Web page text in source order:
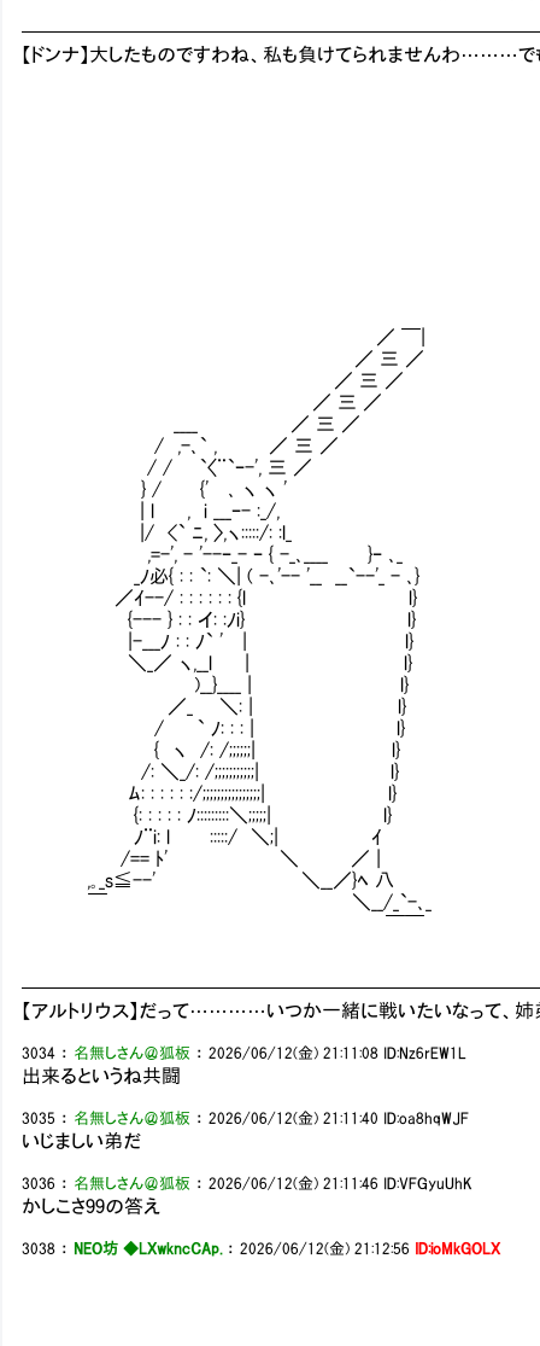
【ドンナ】大したものですわね、私も負けてられませんわ………
／ ￣|
／ 三 ／
／ 三 ／
／ 三 ／
____ ／ 三 ／
/ ,-､` , ／ 三 ／
/ / `〈¨`ｰ-', 三 ／
} / {' ､ ヽ ヽ '
| l , i ___ｰ- :_/,
|/ <` ﾆ, 〉,ヽ:::::/: :l_
,=-', - '--ｰ_- ｰ { -_､____ }ｰ ､_
_ﾉ必{ : : `: ＼| ( -､'-- '__ __`--'_ - ､}
／ｲ--/ : : : : : : {l l}
{--- } : : イ: :ﾉi} l}
|-___ﾉ : : ﾉ` ' | l}
＼_／ ヽ,__l | l} お前さてはそういう『
)__}____ | l}
／_ ＼: | l}
/ ` ﾉ: : : | l}
{ ヽ /: /;;;;;;| l}
/: ＼_/: /;;;;;;;;;;;| l}
ﾑ: : : : : :/;;;;;;;;;;;;;;;;| l}
{: : : : : ﾉ:::::::::＼;;;;;| l}
ﾉ¨i: l :::::/ ＼;| ｲ
/== ﾄ' ＼ ／ |
,｡_s≦--' ＼__／}ﾍ 八
￣ ＼__/_`-､_
￣￣
【アルトリウス】だって…………いつか一緒に戦いたいなって、姉
3034 ： 名無しさん＠狐板 ：2026/06/12(金) 21:11:08 ID:Nz6rEW1L
出来るというね共闘
3035 ： 名無しさん＠狐板 ：2026/06/12(金) 21:11:40 ID:oa8hqWJF
いじましい弟だ
3036 ： 名無しさん＠狐板 ：2026/06/12(金) 21:11:46 ID:VFGyuUhK
かしこさ99の答え
3038 ： NEO坊 ◆LXwkncCAp. ：2026/06/12(金) 21:12:56 ID:ioMkGOLX